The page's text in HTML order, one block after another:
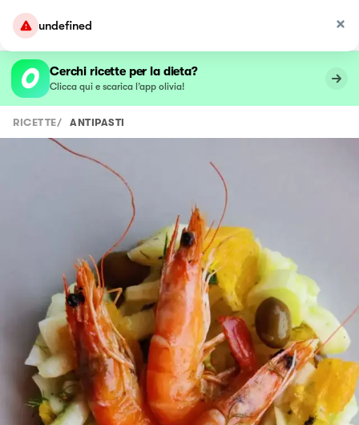
undefined
Cerchi ricette per la dieta?
Clicca qui e scarica l’app olivia!
RICETTE/ ANTIPASTI